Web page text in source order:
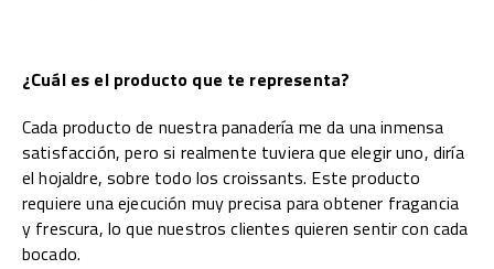
¿Cuál es el producto que te representa?
Cada producto de nuestra panadería me da una inmensa
satisfacción, pero si realmente tuviera que elegir uno, diría
el hojaldre, sobre todo los croissants. Este producto
requiere una ejecución muy precisa para obtener fragancia
y frescura, lo que nuestros clientes quieren sentir con cada
bocado.